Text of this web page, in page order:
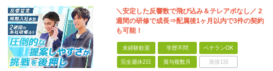
＼安定した反響数で飛び込み＆テレアポなし／ 2
週間の研修で成長⇒配属後1ヶ月以内で3件の契約
も可能！
未経験歓迎 学歴不問 ベテランOK
完全週休2日 賞与複数月 面接1回